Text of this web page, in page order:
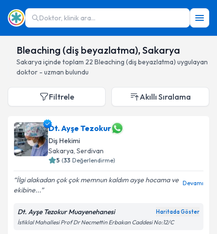
Doktor, klinik ara...
Bleaching (diş beyazlatma), Sakarya
Sakarya içinde toplam 22 Bleaching (diş beyazlatma) uygulayan
doktor - uzman bulundu
Filtrele Akıllı Sıralama
Dt. Ayşe Tezokur
Diş Hekimi
Sakarya, Serdivan
5 (33 Değerlendirme)
İlgi alakadan çok çok memnun kaldım ayşe hocama ve
ekibine...
Devamı
Dt. Ayşe Tezokur Muayenehanesi Haritada Göster
İstiklal Mahallesi Prof Dr Necmettin Erbakan Caddesi No:12/C